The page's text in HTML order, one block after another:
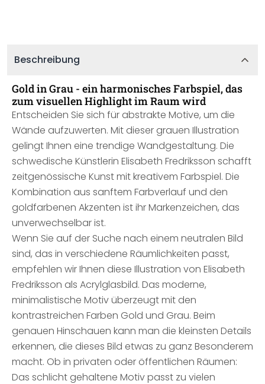
Beschreibung
Gold in Grau - ein harmonisches Farbspiel, das
zum visuellen Highlight im Raum wird
Entscheiden Sie sich für abstrakte Motive, um die
Wände aufzuwerten. Mit dieser grauen Illustration
gelingt Ihnen eine trendige Wandgestaltung. Die
schwedische Künstlerin Elisabeth Fredriksson schafft
zeitgenössische Kunst mit kreativem Farbspiel. Die
Kombination aus sanftem Farbverlauf und den
goldfarbenen Akzenten ist ihr Markenzeichen, das
unverwechselbar ist.
Wenn Sie auf der Suche nach einem neutralen Bild
sind, das in verschiedene Räumlichkeiten passt,
empfehlen wir Ihnen diese Illustration von Elisabeth
Fredriksson als Acrylglasbild. Das moderne,
minimalistische Motiv überzeugt mit den
kontrastreichen Farben Gold und Grau. Beim
genauen Hinschauen kann man die kleinsten Details
erkennen, die dieses Bild etwas zu ganz Besonderem
macht. Ob in privaten oder öffentlichen Räumen:
Das schlicht gehaltene Motiv passt zu vielen